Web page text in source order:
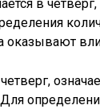
в
оказывают